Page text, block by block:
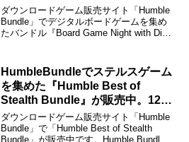
「Root」「WINGSPAN」
「Everdell」「Dune:
Imperium」など含む豪華すぎる
ダウンロードゲーム販売サイト「Humble
Bundle」でデジタルボードゲームを集め
たバンドル『Board Game Night with Dire
HumbleBundleでステルスゲーム
を集めた『Humble Best of
Stealth Bundle』が販売中。12ド
ル枠に「HITMAN – Game of The
Year Edition」と「HITMAN 2 –
ダウンロードゲーム販売サイト「Humble
Bundle」で「Humble Best of Stealth
Bundle」が販売中です。Humble Bundle